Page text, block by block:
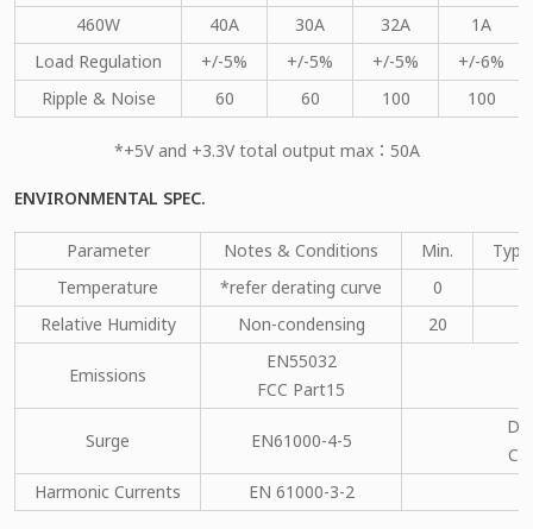
460W
40A 30A 32A
1A
Load Regulation
+/-5% +/-5% +/-5%
+/-6%
Ripple & Noise
60 60 100 100
*+5V and +3.3V total output max：50A
ENVIRONMENTAL SPEC.
Parameter Notes & Conditions Min.
Type.
Temperature
*refer derating curve
0
Relative Humidity
Non-condensing 20
Emissions
EN55032
FCC Part15
Surge EN61000-4-5
Harmonic Currents
EN 61000-3-2